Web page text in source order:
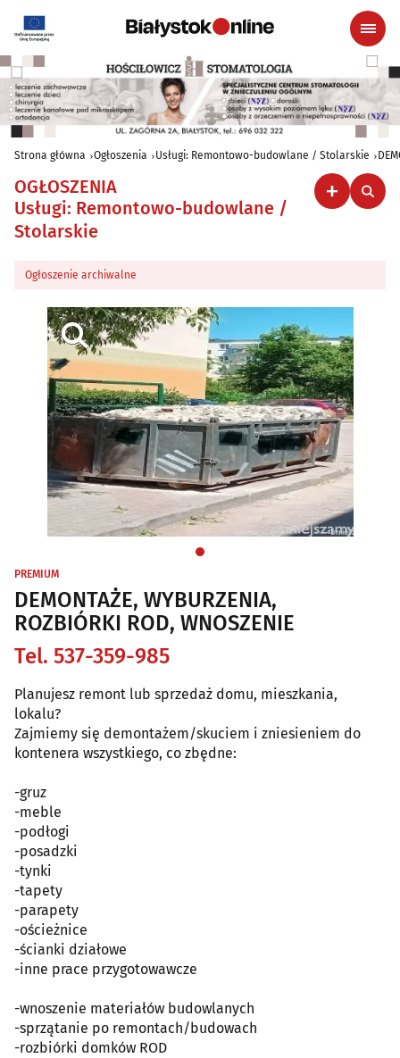
Strona główna Ogłoszenia Usługi: Remontowo-budowlane / Stolarskie
OGŁOSZENIA
Usługi: Remontowo-budowlane /
Stolarskie
Ogłoszenie archiwalne
PREMIUM
DEMONTAŻE, WYBURZENIA,
ROZBIÓRKI ROD, WNOSZENIE
Tel. 537-359-985
Planujesz remont lub sprzedaż domu, mieszkania,
lokalu?
Zajmiemy się demontażem/skuciem i zniesieniem do
kontenera wszystkiego, co zbędne:
-gruz
-meble
-podłogi
-posadzki
-tynki
-tapety
-parapety
-ościeżnice
-ścianki działowe
-inne prace przygotowawcze
-wnoszenie materiałów budowlanych
-sprzątanie po remontach/budowach
-rozbiórki domków ROD